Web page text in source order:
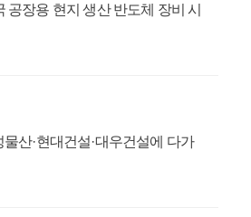
장용 현지 생산 반도체 장비 시
산·현대건설·대우건설에 다가